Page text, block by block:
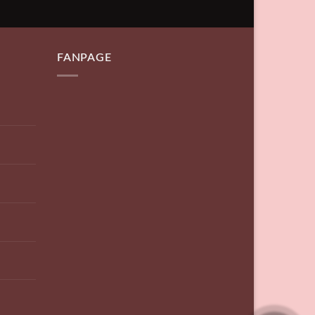
FANPAGE